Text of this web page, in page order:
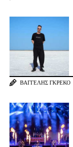
ΒΑΓΓΈΛΗΣ ΓΚΡΈΚΟ